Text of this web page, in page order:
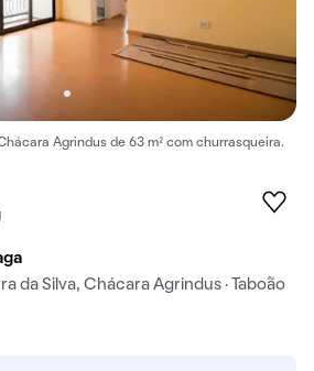
Agrindus de 63 m² com churrasqueira.
da Silva, Chácara Agrindus · Taboão